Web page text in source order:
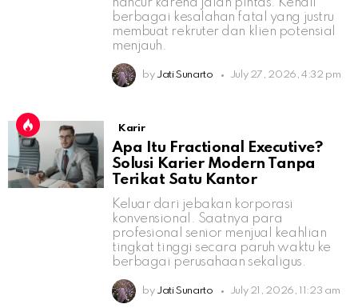
hancur karena jalan pintas. Kenali
berbagai kesalahan fatal yang justru
membuat rekruter dan klien potensial
menjauh.
by Jati Sunarto July 27, 2026, 4:32 pm
Karir
Apa Itu Fractional Executive?
Solusi Karier Modern Tanpa
Terikat Satu Kantor
Keluar dari jebakan korporasi
konvensional. Saatnya para
profesional senior menjual keahlian
tingkat tinggi secara paruh waktu ke
berbagai perusahaan sekaligus.
by Jati Sunarto July 21, 2026, 11:23 am